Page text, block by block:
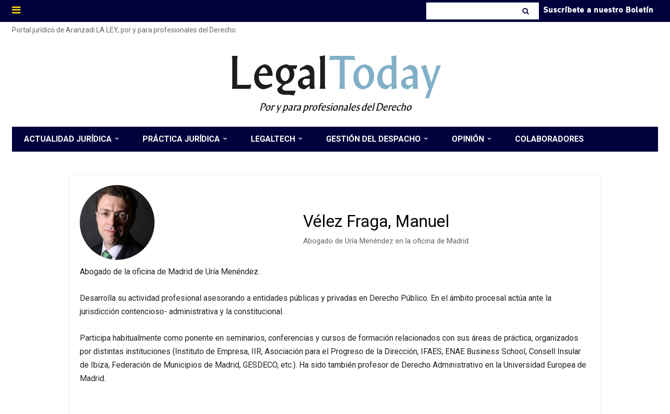
Suscríbete a nuestro Boletín
Portal jurídico de Aranzadi LA LEY, por y para profesionales del Derecho
LegalToday
Por y para profesionales del Derecho
ACTUALIDAD JURÍDICA PRÁCTICA JURÍDICA LEGALTECH GESTIÓN DEL DESPACHO OPINIÓN COLABORADORES
Vélez Fraga, Manuel
Abogado de Uría Menéndez en la oficina de Madrid
Abogado de la oficina de Madrid de Uría Menéndez.
Desarrolla su actividad profesional asesorando a entidades públicas y privadas en Derecho Público. En el ámbito procesal actúa ante la
jurisdicción contencioso- administrativa y la constitucional.
Participa habitualmente como ponente en seminarios, conferencias y cursos de formación relacionados con sus áreas de práctica, organizados
por distintas instituciones (Instituto de Empresa, IIR, Asociación para el Progreso de la Dirección, IFAES, ENAE Business School, Consell Insular
de Ibiza, Federación de Municipios de Madrid, GESDECO, etc.). Ha sido también profesor de Derecho Administrativo en la Universidad Europea de
Madrid.